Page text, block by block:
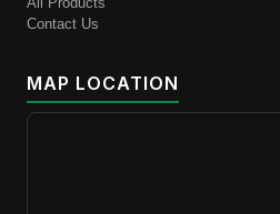
Contact Us
MAP LOCATION